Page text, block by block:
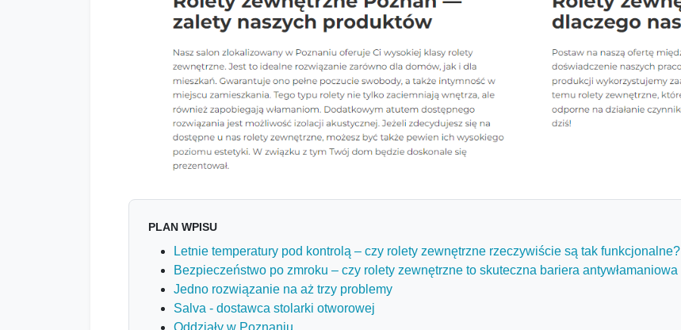
PLAN WPISU
Letnie temperatury pod kontrolą – czy rolety zewnętrzne rzeczywiście są tak funkcjonalne?
Bezpieczeństwo po zmroku – czy rolety zewnętrzne to skuteczna bariera antywłamaniowa
Jedno rozwiązanie na aż trzy problemy
Salva - dostawca stolarki otworowej